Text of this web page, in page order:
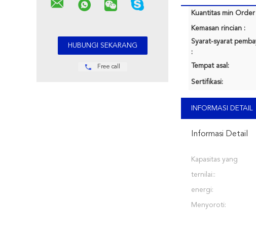
Free call
Kuantitas min Order
Kemasan rincian :
Syarat-syarat
:
Tempat asal:
Sertifikasi:
INFORMASI DETAIL
Informasi Detail
Kapasitas yang
ternilai::
energi:
Menyoroti: